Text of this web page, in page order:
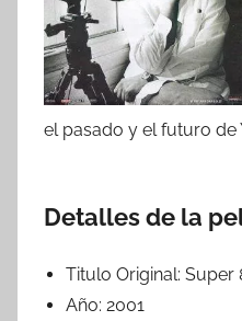
el pasado y el futuro de
Detalles de la
Titulo Original: Super
Año: 2001